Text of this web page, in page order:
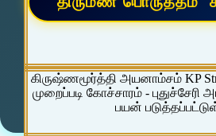
கிருஷ்ணமூர்த்தி அயனாம்சம் KP
முறைப்படி கோச்சாரம் -
பயன்